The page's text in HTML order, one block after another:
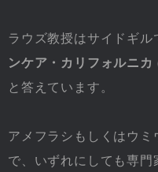
ラウズ教授はサイドギル
ンケア・カリフォルニカ
と答えています。
アメフラシもしくはウミ
で、いずれにしても専